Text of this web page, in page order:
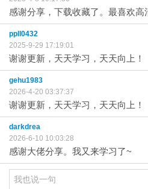
感谢分享，下载收藏了。最喜欢高
ppll0432
2025-9-29 17:19:01
谢谢更新，天天学习，天天向上！
gehu1983
2026-4-20 03:37:37
谢谢更新，天天学习，天天向上！
darkdrea
2026-6-10 10:03:28
感谢大佬分享。我又来学习了~